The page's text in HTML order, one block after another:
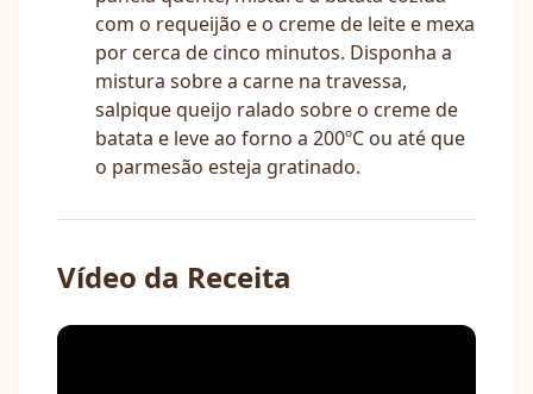
com o requeijão e o creme de leite e mexa
por cerca de cinco minutos. Disponha a
mistura sobre a carne na travessa,
salpique queijo ralado sobre o creme de
batata e leve ao forno a 200ºC ou até que
o parmesão esteja gratinado.
Vídeo da Receita